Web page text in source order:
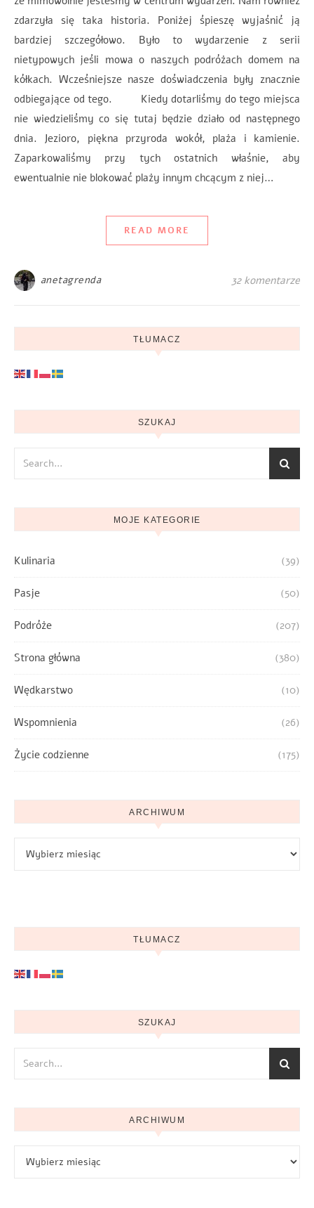
zdarzyła się taka historia. Poniżej śpieszę wyjaśnić ją
bardziej szczegółowo. Było to wydarzenie z serii
nietypowych jeśli mowa o naszych podróżach domem na
kółkach. Wcześniejsze nasze doświadczenia były znacznie
odbiegające od tego. Kiedy dotarliśmy do tego miejsca
nie wiedzieliśmy co się tutaj będzie działo od następnego
dnia. Jezioro, piękna przyroda wokół, plaża i kamienie.
Zaparkowaliśmy przy tych ostatnich właśnie, aby
ewentualnie nie blokować plaży innym chcącym z niej…
READ MORE
anetagrenda 32 komentarze
TŁUMACZ
SZUKAJ
MOJE KATEGORIE
Kulinaria (39)
Pasje (50)
Podróże (207)
Strona główna (380)
Wędkarstwo (10)
Wspomnienia (26)
Życie codzienne (175)
ARCHIWUM
TŁUMACZ
SZUKAJ
ARCHIWUM